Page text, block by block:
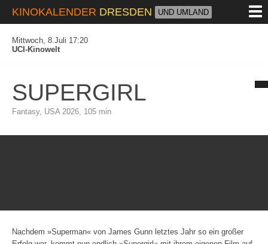
KINOKALENDER DRESDEN UND UMLAND
Mittwoch, 8.Juli 17:20
UCI-Kinowelt
SUPERGIRL
Fantasy, USA 2026, 105 min
Nachdem »Superman« von James Gunn letztes Jahr so ein großer